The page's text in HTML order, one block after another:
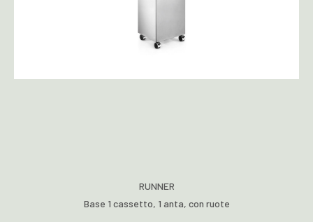
RUNNER
Base 1 cassetto, 1 anta, con ruote